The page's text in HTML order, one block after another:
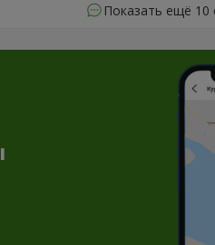
Показать ещё 10